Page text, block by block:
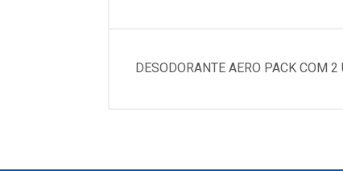
DESODORANTE AERO PACK COM 2